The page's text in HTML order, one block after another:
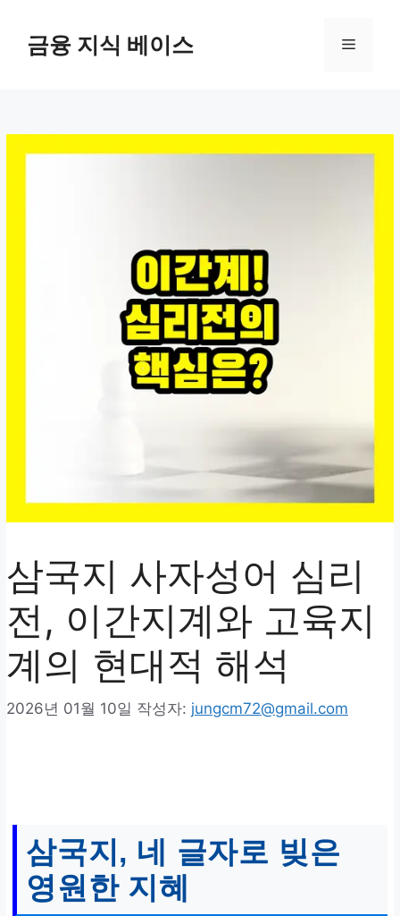
금융 지식 베이스 메
삼국지 사자성어 심리
전, 이간지계와 고육지
계의 현대적 해석
2026년 01월 10일 작성자: jungcm72@gmail.com
삼국지, 네 글자로 빚은
영원한 지혜